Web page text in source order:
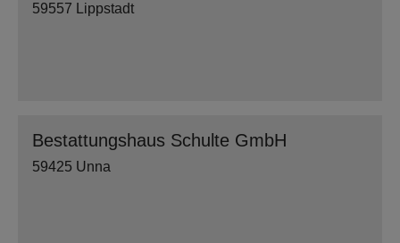
59557 Lippstadt
Bestattungshaus Schulte GmbH
59425 Unna